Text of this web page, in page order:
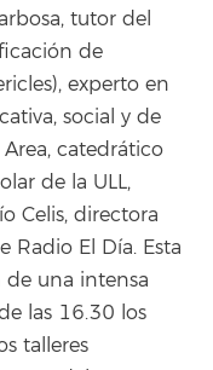
tutor del
de
experto en
social y de
catedrático
de la ULL,
Celis, directora
Radio El Día. Esta
una intensa
las 16.30 los
talleres